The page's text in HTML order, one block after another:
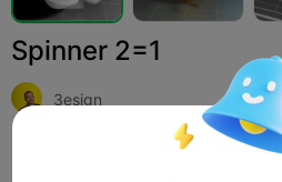
Spinner 2=1
3esign